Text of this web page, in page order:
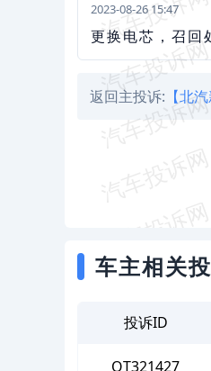
2023-08-26 15:47
更换电芯，召回
返回主投诉: 【北
车主相关
投诉ID
QT321427